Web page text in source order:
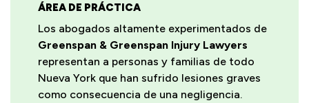
ÁREA DE PRÁCTICA
Los abogados altamente experimentados de
Greenspan & Greenspan Injury Lawyers
representan a personas y familias de todo
Nueva York que han sufrido lesiones graves
como consecuencia de una negligencia.